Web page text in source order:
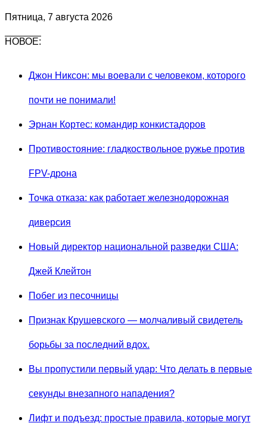
Пятница, 7 августа 2026
НОВОЕ:
Джон Никсон: мы воевали с человеком, которого
почти не понимали!
Эрнан Кортес: командир конкистадоров
Противостояние: гладкоствольное ружье против
FPV-дрона
Точка отказа: как работает железнодорожная
диверсия
Новый директор национальной разведки США:
Джей Клейтон
Побег из песочницы
Признак Крушевского — молчаливый свидетель
борьбы за последний вдох.
Вы пропустили первый удар: Что делать в первые
секунды внезапного нападения?
Лифт и подъезд: простые правила, которые могут